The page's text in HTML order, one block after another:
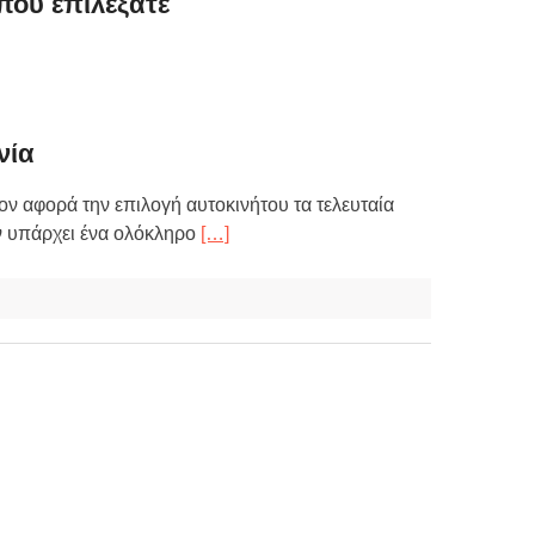
αφορά την επιλογή αυτοκινήτου τα τελευταία
υπάρχει ένα ολόκληρο […]